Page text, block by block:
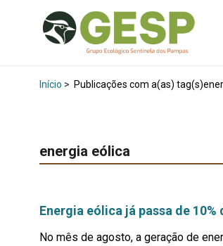
Início > Publicações com a(as)
energia eólica
Energia eólica já passa de
No mês de agosto, a geração de